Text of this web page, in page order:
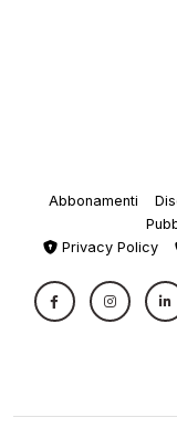
Abbonamenti
Privacy Policy